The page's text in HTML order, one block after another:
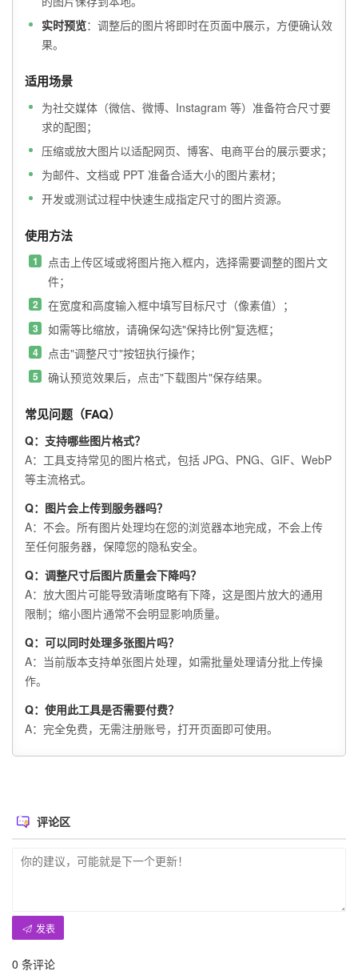
实时预览：调整后的图片将即时在页面中展示，方便确认效
果。
适用场景
为社交媒体（微信、微博、Instagram 等）准备符合尺寸要
求的配图；
压缩或放大图片以适配网页、博客、电商平台的展示要求；
为邮件、文档或 PPT 准备合适大小的图片素材；
开发或测试过程中快速生成指定尺寸的图片资源。
使用方法
点击上传区域或将图片拖入框内，选择需要调整的图片文
件；
在宽度和高度输入框中填写目标尺寸（像素值）；
如需等比缩放，请确保勾选"保持比例"复选框；
点击"调整尺寸"按钮执行操作；
确认预览效果后，点击"下载图片"保存结果。
常见问题（FAQ）
Q：支持哪些图片格式？
A：工具支持常见的图片格式，包括 JPG、PNG、GIF、WebP
等主流格式。
Q：图片会上传到服务器吗？
A：不会。所有图片处理均在您的浏览器本地完成，不会上传
至任何服务器，保障您的隐私安全。
Q：调整尺寸后图片质量会下降吗？
A：放大图片可能导致清晰度略有下降，这是图片放大的通用
限制；缩小图片通常不会明显影响质量。
Q：可以同时处理多张图片吗？
A：当前版本支持单张图片处理，如需批量处理请分批上传操
作。
Q：使用此工具是否需要付费？
A：完全免费，无需注册账号，打开页面即可使用。
评论区
发表
0 条评论